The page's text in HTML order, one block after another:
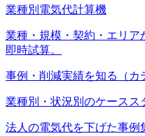
業種別電気代計算機
業種・規模・契約・エリア
即時試算。
事例・削減実績を知る（カ
業種別・状況別のケースス
法人の電気代を下げた事例